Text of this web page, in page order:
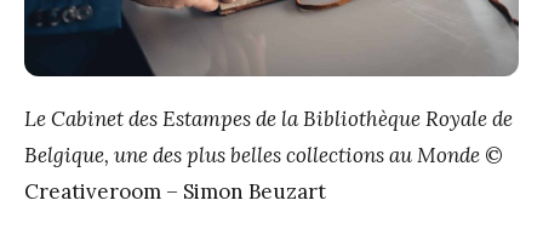
Le Cabinet des Estampes de la Bibliothèque Royale de
Belgique, une des plus belles collections au Monde ©
Creativeroom – Simon Beuzart